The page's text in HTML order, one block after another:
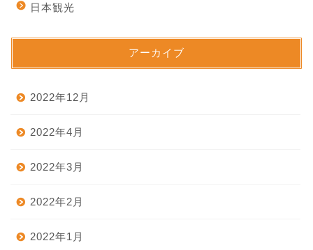
日本観光
アーカイブ
2022年12月
2022年4月
2022年3月
2022年2月
2022年1月